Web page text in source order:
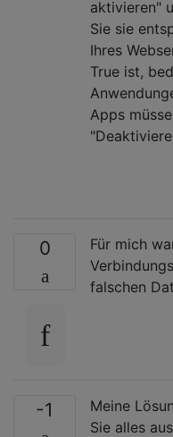
aktivieren"
Sie sie
Ihres
True ist,
Apps
0
Für mich
falschen
-1
Meine
Sie alles